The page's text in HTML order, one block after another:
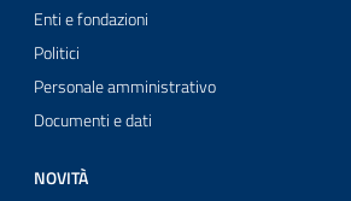
Enti e fondazioni
Politici
Personale amministrativo
Documenti e dati
NOVITÀ